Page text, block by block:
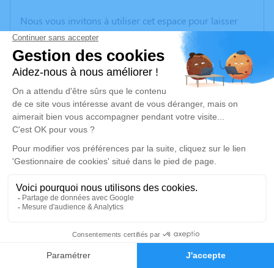
Faire-part Hommages
Nous vous invitons à utiliser cet espace pour laisser
vos condoléances, partager des photos souvenirs, une
anecdote ou exprimer vos pensées à travers des
poèmes ou des textes. Cet endroit est un lieu
d'expression dédié à honorer la mémoire de Jean
DUMAS.
Cérémonie civile
Crématorium de Montmartre de Saint-Étienne
43 Rue Alfred Colombet
Je rends hommage